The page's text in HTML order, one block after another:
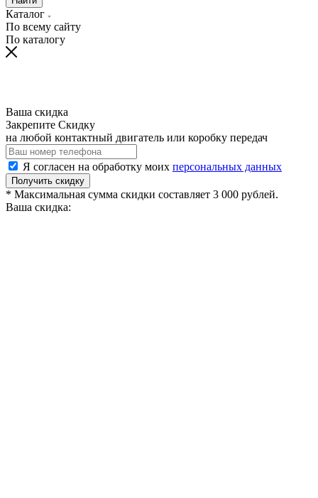
Каталог
По всему сайту
По каталогу
Ваша скидка
Закрепите Скидку
на любой контактный двигатель или коробку передач
Я согласен на обработку моих персональных данных
Получить скидку
* Максимальная сумма скидки составляет 3 000 рублей.
Ваша скидка: